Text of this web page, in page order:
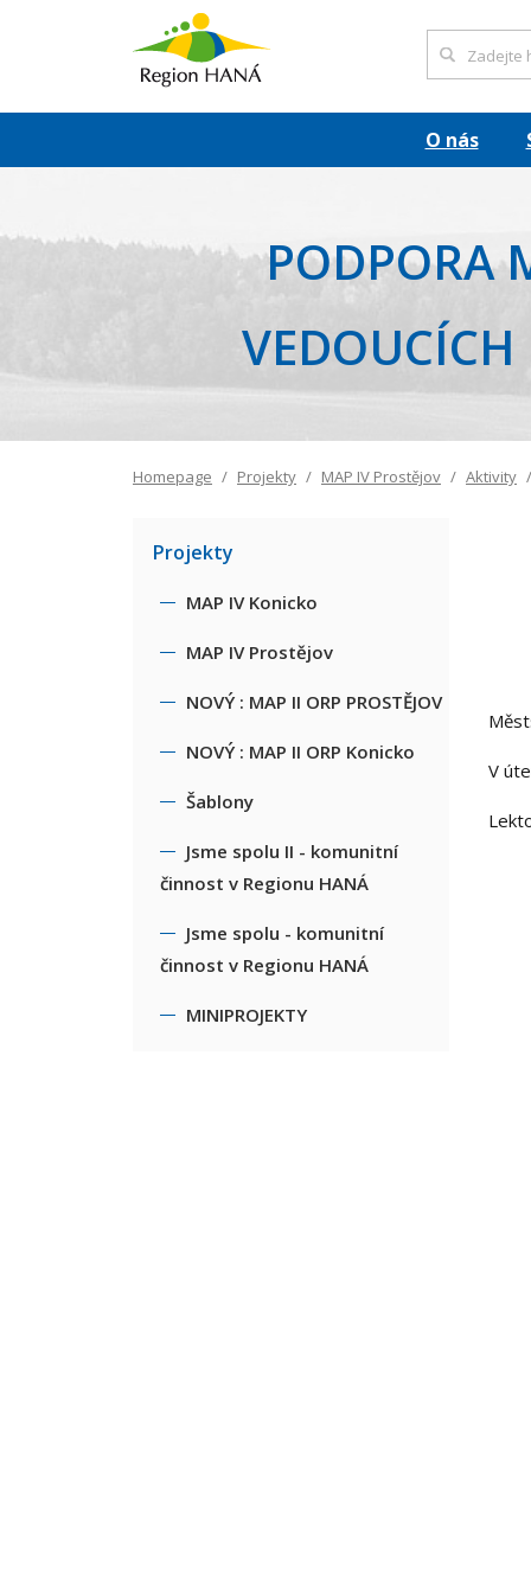
O nás
PODPORA
Homepage Projekty MAP IV Prostějov Aktivity
V
Projekty
MAP IV Konicko
MAP IV Prostějov
NOVÝ : MAP II ORP PROSTĚJOV
NOVÝ : MAP II ORP Konicko
Šablony
Jsme spolu II - komunitní
činnost v Regionu HANÁ
Jsme spolu - komunitní
činnost v Regionu HANÁ
MINIPROJEKTY